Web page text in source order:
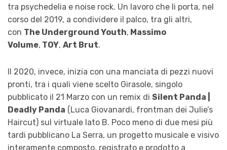
tra psychedelia e noise rock. Un lavoro che li porta, nel
corso del 2019, a condividere il palco, tra gli altri,
con The Underground Youth, Massimo
Volume, TOY, Art Brut.
Il 2020, invece, inizia con una manciata di pezzi nuovi
pronti, tra i quali viene scelto Girasole, singolo
pubblicato il 21 Marzo con un remix di Silent Panda |
Deadly Panda (Luca Giovanardi, frontman dei Julie’s
Haircut) sul virtuale lato B. Poco meno di due mesi più
tardi pubblicano La Serra, un progetto musicale e visivo
interamente composto, registrato e prodotto a